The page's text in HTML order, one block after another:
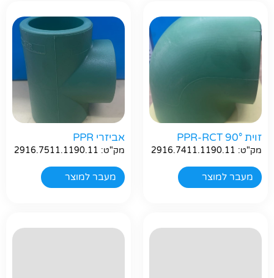
זוית 90° PPR-RCT
מק"ט: 2916.7411.1190.11
מעבר למוצר
אביזרי PPR
מק"ט: 2916.7511.1190.11
מעבר למוצר